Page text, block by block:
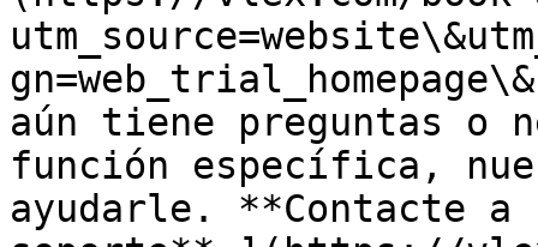
aún tiene preguntas o
función específica,
ayudarle. **Contacte a